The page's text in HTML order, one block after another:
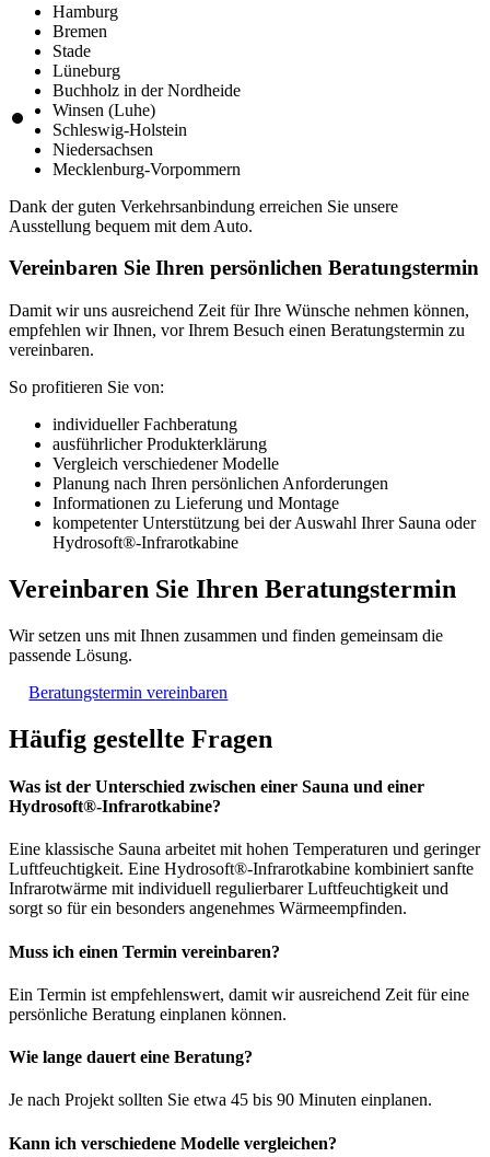
Hamburg
Bremen
Stade
Lüneburg
Buchholz in der Nordheide
Winsen (Luhe)
Schleswig-Holstein
Niedersachsen
Mecklenburg-Vorpommern
Dank der guten Verkehrsanbindung erreichen Sie unsere
Ausstellung bequem mit dem Auto.
Vereinbaren Sie Ihren persönlichen Beratungstermin
Damit wir uns ausreichend Zeit für Ihre Wünsche nehmen können,
empfehlen wir Ihnen, vor Ihrem Besuch einen Beratungstermin zu
vereinbaren.
So profitieren Sie von:
individueller Fachberatung
ausführlicher Produkterklärung
Vergleich verschiedener Modelle
Planung nach Ihren persönlichen Anforderungen
Informationen zu Lieferung und Montage
kompetenter Unterstützung bei der Auswahl Ihrer Sauna oder
Hydrosoft®-Infrarotkabine
Vereinbaren Sie Ihren Beratungstermin
Wir setzen uns mit Ihnen zusammen und finden gemeinsam die
passende Lösung.
Beratungstermin vereinbaren
Häufig gestellte Fragen
Was ist der Unterschied zwischen einer Sauna und einer
Hydrosoft®-Infrarotkabine?
Eine klassische Sauna arbeitet mit hohen Temperaturen und geringer
Luftfeuchtigkeit. Eine Hydrosoft®-Infrarotkabine kombiniert sanfte
Infrarotwärme mit individuell regulierbarer Luftfeuchtigkeit und
sorgt so für ein besonders angenehmes Wärmeempfinden.
Muss ich einen Termin vereinbaren?
Ein Termin ist empfehlenswert, damit wir ausreichend Zeit für eine
persönliche Beratung einplanen können.
Wie lange dauert eine Beratung?
Je nach Projekt sollten Sie etwa 45 bis 90 Minuten einplanen.
Kann ich verschiedene Modelle vergleichen?